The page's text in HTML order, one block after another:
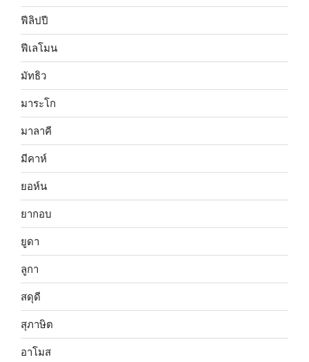
ฟีลิปปี
ฟีเลโมน
มัทธิว
มาระโก
มาลาคี
มีคาห์
ยอห์น
ยากอบ
ยูดา
ลูกา
สดุดี
สุภาษิต
อาโมส